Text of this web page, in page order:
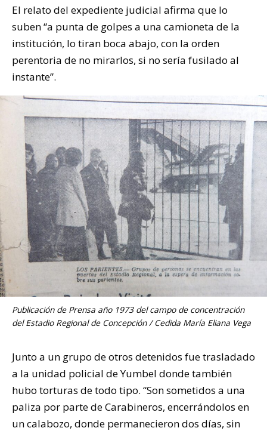
El relato del expediente judicial afirma que lo
suben “a punta de golpes a una camioneta de la
institución, lo tiran boca abajo, con la orden
perentoria de no mirarlos, si no sería fusilado al
instante”.
Publicación de Prensa año 1973 del campo de concentración
del Estadio Regional de Concepción / Cedida María Eliana Vega
Junto a un grupo de otros detenidos fue trasladado
a la unidad policial de Yumbel donde también
hubo torturas de todo tipo. “Son sometidos a una
paliza por parte de Carabineros, encerrándolos en
un calabozo, donde permanecieron dos días, sin